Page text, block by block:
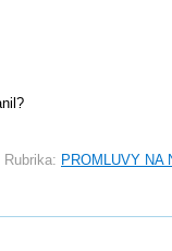
Rubrika: PROMLUVY NA